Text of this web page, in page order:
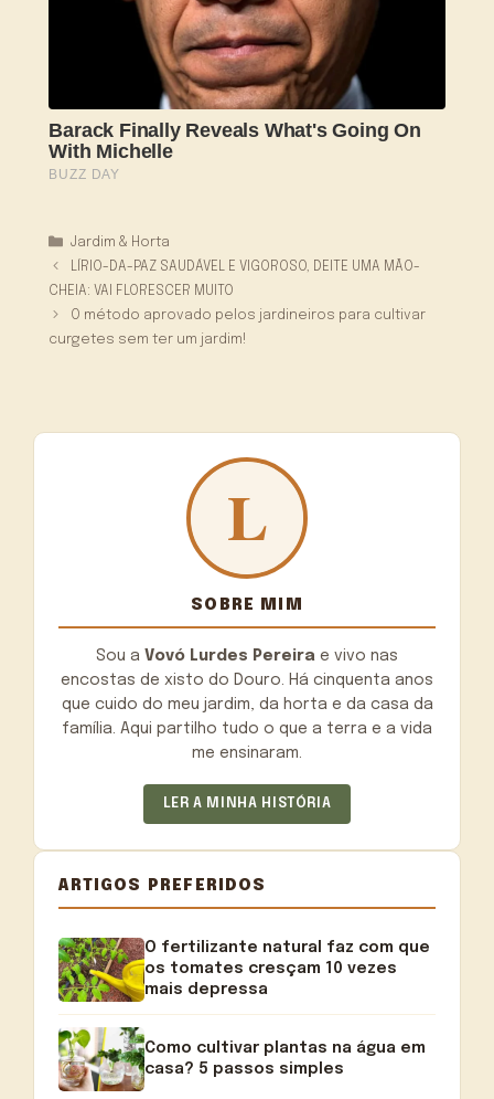
Categorias
Jardim & Horta
LÍRIO-DA-PAZ SAUDÁVEL E VIGOROSO, DEITE UMA MÃO-
CHEIA: VAI FLORESCER MUITO
O método aprovado pelos jardineiros para cultivar
curgetes sem ter um jardim!
SOBRE MIM
Sou a Vovó Lurdes Pereira e vivo nas
encostas de xisto do Douro. Há cinquenta anos
que cuido do meu jardim, da horta e da casa da
família. Aqui partilho tudo o que a terra e a vida
me ensinaram.
LER A MINHA HISTÓRIA
ARTIGOS PREFERIDOS
O fertilizante natural faz com que
os tomates cresçam 10 vezes
mais depressa
Como cultivar plantas na água em
casa? 5 passos simples